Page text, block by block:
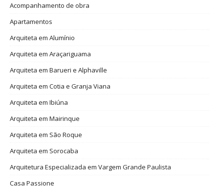
Acompanhamento de obra
Apartamentos
Arquiteta em Alumínio
Arquiteta em Araçariguama
Arquiteta em Barueri e Alphaville
Arquiteta em Cotia e Granja Viana
Arquiteta em Ibiúna
Arquiteta em Mairinque
Arquiteta em São Roque
Arquiteta em Sorocaba
Arquitetura Especializada em Vargem Grande Paulista
Casa Passione